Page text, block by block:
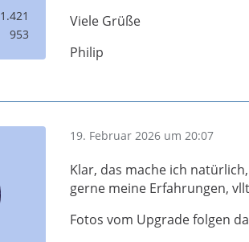
1.421
953
Viele Grüße
Philip
19. Februar 2026 um 20:07
Klar, das mache ich
gerne meine Erfahrungen,
Fotos vom Upgrade folgen